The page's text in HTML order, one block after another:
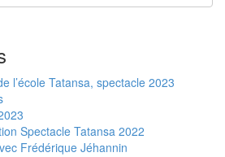
l’école Tatansa, spectacle 2023
Spectacle Tatansa 2022
Frédérique Jéhannin